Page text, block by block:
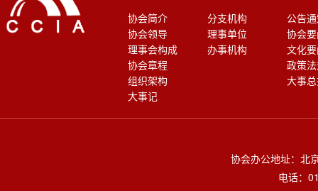
协会简介
协会领导
理事会构成
协会章程
组织架构
大事记
分支机构
理事单位
办事机构
公告
协会
文化
政策
大事
协会办公地址：北
电话：